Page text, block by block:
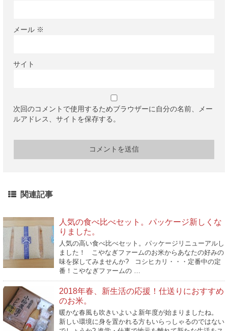
メール ※
サイト
次回のコメントで使用するためブラウザーに自分の名前、メー
ルアドレス、サイトを保存する。
関連記事
人気の食べ比べセット。パッケージ新しくな
りました。
人気の高い食べ比べセット。パッケージリニューアルし
ました！ こやなぎファームのお米からあなたの好みの
味を探してみませんか? コシヒカリ・・・定番中の定
番！こやなぎファームの …
2018年春、新生活の応援！仕送りにおすすめ
のお米。
暖かな春風も吹きいよいよ新年度が始まりましたね。
新しい環境に身を置かれる方もいらっしゃるのではない